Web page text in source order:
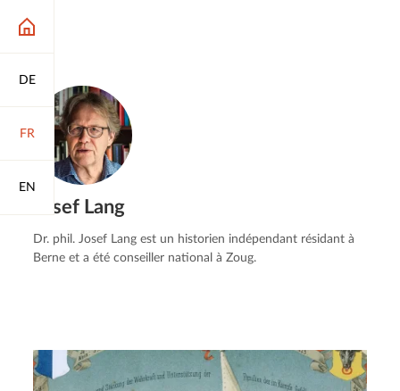
DE
FR
EN
Josef Lang
Dr. phil. Josef Lang est un historien indépendant résidant à
Berne et a été conseiller national à Zoug.